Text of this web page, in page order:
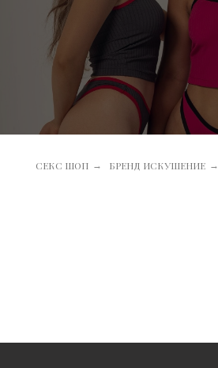
СЕКС ШОП → БРЕНД ИСКУШЕНИЕ →